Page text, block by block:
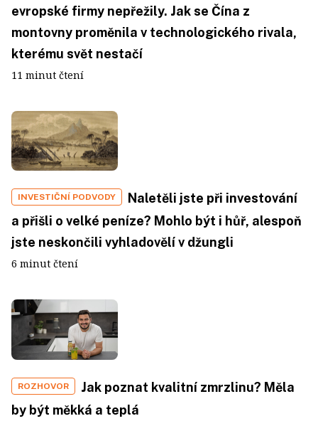
evropské firmy nepřežily. Jak se Čína z
montovny proměnila v technologického rivala,
kterému svět nestačí
11 minut čtení
INVESTIČNÍ PODVODY
Naletěli jste při investování
a přišli o velké peníze? Mohlo být i hůř, alespoň
jste neskončili vyhladovělí v džungli
6 minut čtení
ROZHOVOR
Jak poznat kvalitní zmrzlinu? Měla
by být měkká a teplá